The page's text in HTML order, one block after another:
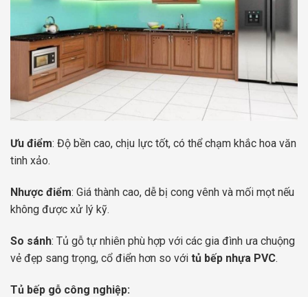
Ưu điểm: Độ bền cao, chịu lực tốt, có thể chạm khắc hoa văn
tinh xảo.
Nhược điểm: Giá thành cao, dễ bị cong vênh và mối mọt nếu
không được xử lý kỹ.
So sánh: Tủ gỗ tự nhiên phù hợp với các gia đình ưa chuộng
vẻ đẹp sang trọng, cổ điển hơn so với tủ bếp nhựa PVC.
Tủ bếp gỗ công nghiệp: